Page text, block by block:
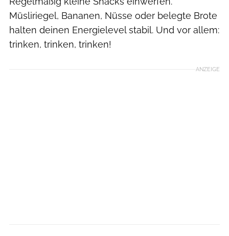
Müsliriegel, Bananen, Nüsse oder belegte Brote
halten deinen Energielevel stabil. Und vor allem:
trinken, trinken, trinken!
ANZEIGE